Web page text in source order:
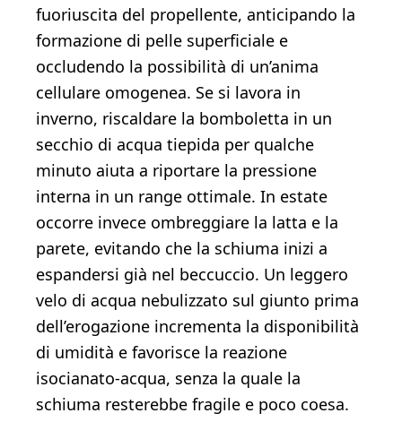
fuoriuscita del propellente, anticipando la
formazione di pelle superficiale e
occludendo la possibilità di un’anima
cellulare omogenea. Se si lavora in
inverno, riscaldare la bomboletta in un
secchio di acqua tiepida per qualche
minuto aiuta a riportare la pressione
interna in un range ottimale. In estate
occorre invece ombreggiare la latta e la
parete, evitando che la schiuma inizi a
espandersi già nel beccuccio. Un leggero
velo di acqua nebulizzato sul giunto prima
dell’erogazione incrementa la disponibilità
di umidità e favorisce la reazione
isocianato‑acqua, senza la quale la
schiuma resterebbe fragile e poco coesa.